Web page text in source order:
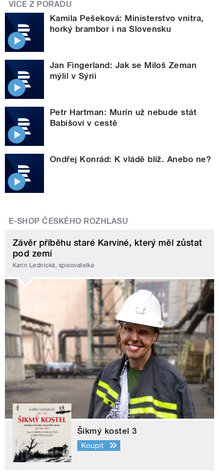
VÍCE Z POŘADU
Kamila Pešeková: Ministerstvo vnitra,
horký brambor i na Slovensku
Jan Fingerland: Jak se Miloš Zeman
mýlil v Sýrii
Petr Hartman: Murín už nebude stát
Babišovi v cestě
Ondřej Konrád: K vládě blíž. Anebo ne?
E-SHOP ČESKÉHO ROZHLASU
Závěr příběhu staré Karviné, který měl zůstat
pod zemí
Karin Lednická, spisovatelka
Šikmý kostel 3
Koupit